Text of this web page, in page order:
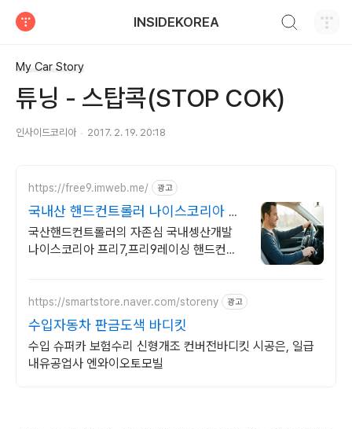
INSIDEKOREA
My Car Story
튜닝 - 스탑콕(STOP COK)
인사이드코리아 2017. 2. 19. 20:18
https://free9.imweb.me/ 광고
국내산 핸드컨트롤러 나이스코리아 프
리9레이싱출시
국산핸드컨트롤러의 자존심 국내셍산개발
나이스코리아 프리7,프리9레이싱 핸드컨트
https://smartstore.naver.com/storeny 광고
수입자동차 판금도색 바디킷
수입 슈퍼카 보험수리 신형개조 컨버전바디킷 시공은, 일급
내유공업사 엔와이오토모빌